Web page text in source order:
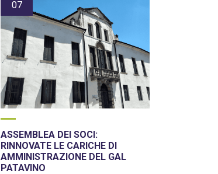
07
ASSEMBLEA DEI SOCI:
RINNOVATE LE CARICHE DI
AMMINISTRAZIONE DEL GAL
PATAVINO